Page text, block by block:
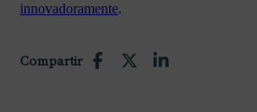
innovadoramente.
Compartir